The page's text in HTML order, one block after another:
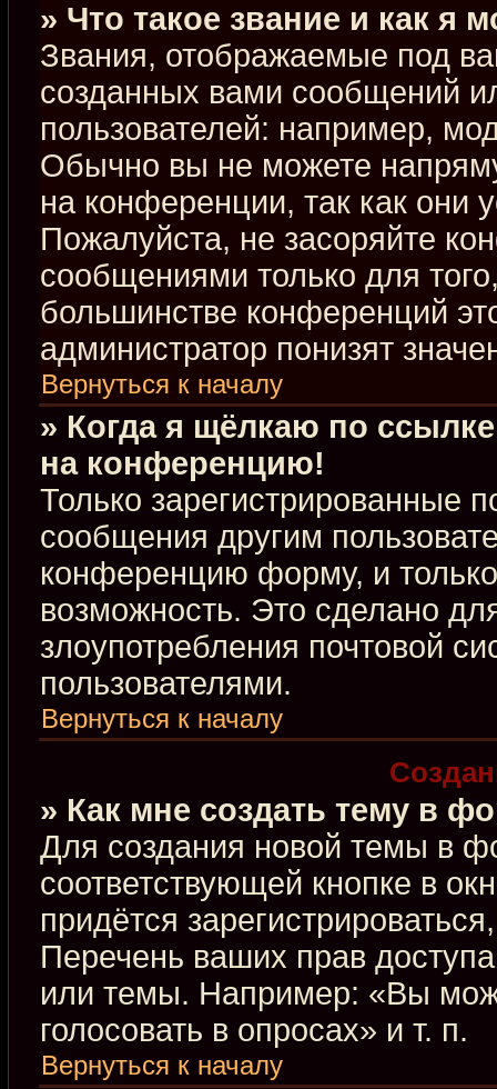
» Что такое звание и как я
Звания, отображаемые под
созданных вами сообщений
пользователей: например,
Обычно вы не можете
на конференции, так как они
Пожалуйста, не засоряйте
сообщениями только для
большинстве конференций
администратор понизят
Вернуться к началу
» Когда я щёлкаю по
на конференцию!
Только зарегистрированные
сообщения другим
конференцию форму, и
возможность. Это сделано
злоупотребления почтовой
пользователями.
Вернуться к началу
» Как мне создать тему в
Для создания новой темы в
соответствующей кнопке в
придётся
Перечень ваших прав
или темы. Например: «Вы
голосовать в опросах» и т. п.
Вернуться к началу